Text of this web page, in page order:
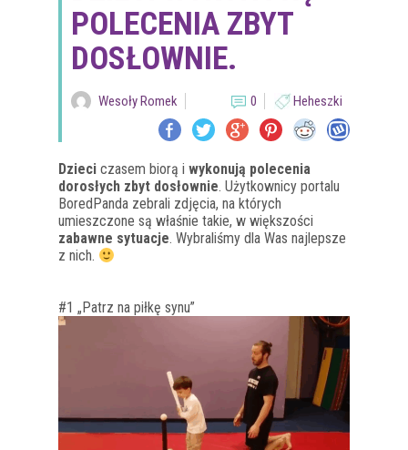
POLECENIA ZBYT
DOSŁOWNIE.
Wesoły Romek 0 Heheszki
Dzieci czasem biorą i wykonują polecenia
dorosłych zbyt dosłownie. Użytkownicy portalu
BoredPanda zebrali zdjęcia, na których
umieszczone są właśnie takie, w większości
zabawne sytuacje. Wybraliśmy dla Was najlepsze
z nich.
#1 „Patrz na piłkę synu”